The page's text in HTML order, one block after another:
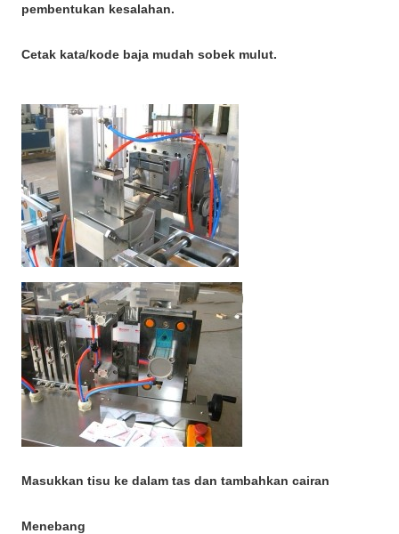
pembentukan kesalahan.
Cetak kata/kode baja mudah sobek mulut.
Masukkan tisu ke dalam tas dan tambahkan cairan
Menebang